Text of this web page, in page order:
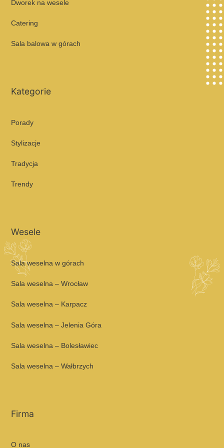
Dworek na wesele
Catering
Sala balowa w górach
Kategorie
Porady
Stylizacje
Tradycja
Trendy
Wesele
Sala weselna w górach
Sala weselna – Wrocław
Sala weselna – Karpacz
Sala weselna – Jelenia Góra
Sala weselna – Bolesławiec
Sala weselna – Wałbrzych
Firma
O nas